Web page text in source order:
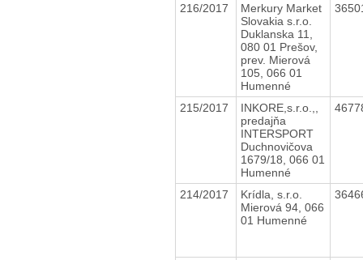
216/2017
Merkury Market
Slovakia s.r.o.
Duklanska 11,
080 01 Prešov,
prev. Mierová
105, 066 01
Humenné
215/2017
INKORE,s.r.o.,,
predajňa
INTERSPORT
Duchnovičova
1679/18, 066 01
Humenné
214/2017
Krídla, s.r.o.
Mierová 94, 066
01 Humenné